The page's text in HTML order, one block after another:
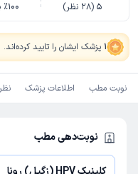
5
(
28 نظر) ٪100
1 پزشک ایشان را تایید کرده‌اند.
نوبت مطب اطلاعات پزشک
نوبت‌دهی مطب